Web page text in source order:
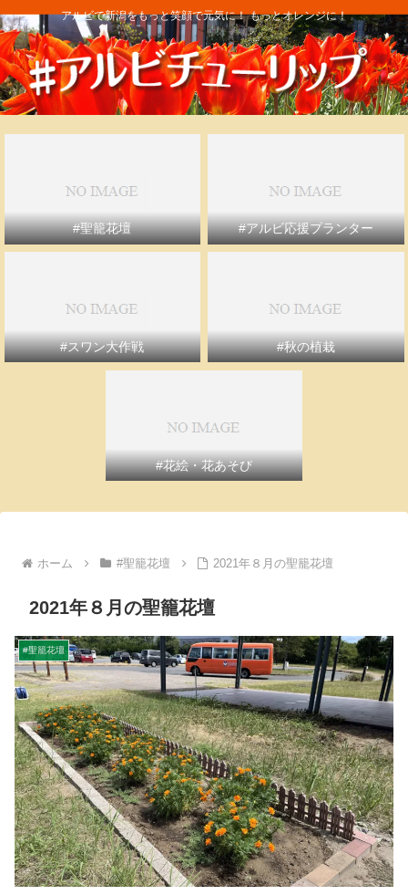
アルビで新潟をもっと笑顔で元気に！ もっとオレンジに！
#聖籠花壇 #アルビ応援プランター
#スワン大作戦 #秋の植栽
#花絵・花あそび
ホーム #聖籠花壇 2021年８月の聖籠花壇
2021年８月の聖籠花壇
#聖籠花壇